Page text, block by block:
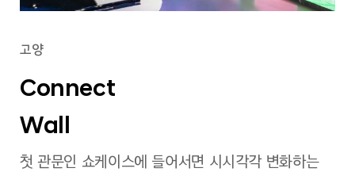
고양
Connect
Wall
첫 관문인 쇼케이스에 들어서면 시시각각 변화하는